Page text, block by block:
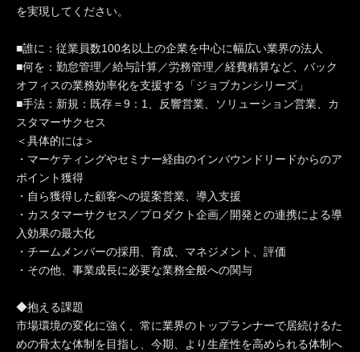
を実現してください。
■誰に：従業員数100名以上の企業を中心に幅広い業界の法人
■何を：勤怠管理／給与計算／労務管理／経費精算など、バック
オフィスの業務効率化を支援する「ジョブカンシリーズ」
■手法：新規：既存＝9：1、反響営業、ソリューション営業、カ
スタマーサクセス
＜具体的には＞
・マーケティングやセミナー経由のインバウンドリードからのア
ポイント獲得
・自ら獲得した顧客への提案営業、導入支援
・カスタマーサクセス／プロダクト企画／開発との連携による導
入効果の最大化
・チームメンバーの採用、育成、マネジメント、評価
・その他、事業成長に必要な業務全般への関与
◆抱える課題
市場環境の変化に強く、常に業界のトップランナーで居続けるた
めの骨太な体制を目指し、今期、より生産性を高められる体制へ